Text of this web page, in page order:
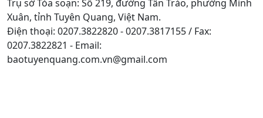
Trụ sở Tòa soạn: Số 219, đường Tân Trào, phường Minh
Xuân, tỉnh Tuyên Quang, Việt Nam.
Điện thoại: 0207.3822820 - 0207.3817155 / Fax:
0207.3822821 - Email:
baotuyenquang.com.vn@gmail.com